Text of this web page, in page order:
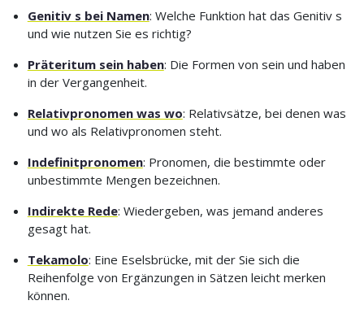
Genitiv s bei Namen: Welche Funktion hat das Genitiv s
und wie nutzen Sie es richtig?
Präteritum sein haben: Die Formen von sein und haben
in der Vergangenheit.
Relativpronomen was wo: Relativsätze, bei denen was
und wo als Relativpronomen steht.
Indefinitpronomen: Pronomen, die bestimmte oder
unbestimmte Mengen bezeichnen.
Indirekte Rede: Wiedergeben, was jemand anderes
gesagt hat.
Tekamolo: Eine Eselsbrücke, mit der Sie sich die
Reihenfolge von Ergänzungen in Sätzen leicht merken
können.